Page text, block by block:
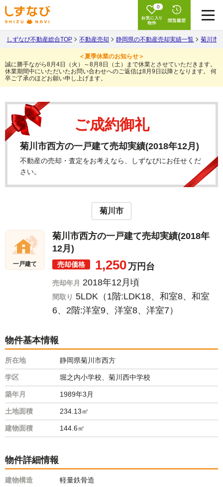
0
しずなび不動産総合TOP 不動産売却 静岡県の不動産売却実績一覧 菊川市
＜夏季休業のお知らせ＞
誠に勝手ながら8月4日（火）～8月8日（土）まで休業とさせていただきます。
休業期間中にいただいたお問い合わせへのご返信は8月9日以降となります。
何
卒ご了承のほどお願い申し上げます。
ご成約御礼
菊川市西方の一戸建て売却実績(2018年12月)
不動産の売却・査定をお考えなら、しずなびにお任せくだ
さい。
菊川市
一戸建て
菊川市西方の一戸建て売却実績(2018年
12月)
売却価格 1,250万円台
売却年月 2018年12月頃
間取り 5LDK（1階:LDK18、和室8、和室
6、2階:洋室9、洋室8、洋室7）
物件基本情報
所在地 静岡県菊川市西方
学区 堀之内小学校、菊川西中学校
築年月 1989年3月
土地面積 234.13㎡
建物面積 144.6㎡
物件詳細情報
建物構造 軽量鉄骨造